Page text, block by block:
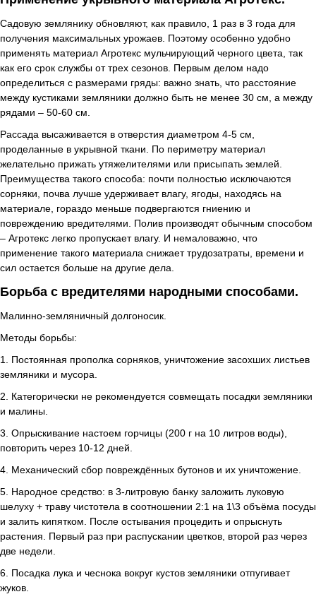
Садовую землянику обновляют, как правило, 1 раз в 3 года для
получения максимальных урожаев. Поэтому особенно удобно
применять материал Агротекс мульчирующий черного цвета, так
как его срок службы от трех сезонов. Первым делом надо
определиться с размерами гряды: важно знать, что расстояние
между кустиками земляники должно быть не менее 30 см, а между
рядами – 50-60 см.
Рассада высаживается в отверстия диаметром 4-5 см,
проделанные в укрывной ткани. По периметру материал
желательно прижать утяжелителями или присыпать землей.
Преимущества такого способа: почти полностью исключаются
сорняки, почва лучше удерживает влагу, ягоды, находясь на
материале, гораздо меньше подвергаются гниению и
повреждению вредителями. Полив производят обычным способом
– Агротекс легко пропускает влагу. И немаловажно, что
применение такого материала снижает трудозатраты, времени и
сил остается больше на другие дела.
Борьба с вредителями народными способами.
Малинно-земляничный долгоносик.
Методы борьбы:
1. Постоянная прополка сорняков, уничтожение засохших листьев
земляники и мусора.
2. Категорически не рекомендуется совмещать посадки земляники
и малины.
3. Опрыскивание настоем горчицы (200 г на 10 литров воды),
повторить через 10-12 дней.
4. Механический сбор повреждённых бутонов и их уничтожение.
5. Народное средство: в 3-литровую банку заложить луковую
шелуху + траву чистотела в соотношении 2:1 на 1\3 объёма посуды
и залить кипятком. После остывания процедить и опрыснуть
растения. Первый раз при распускании цветков, второй раз через
две недели.
6. Посадка лука и чеснока вокруг кустов земляники отпугивает
жуков.